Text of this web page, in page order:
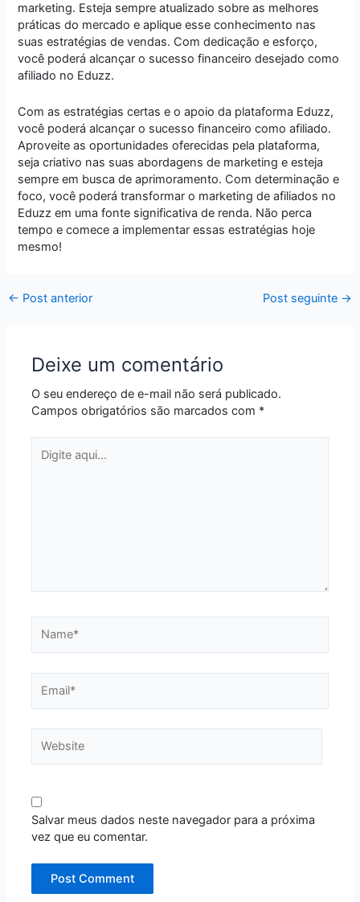
marketing. Esteja sempre atualizado sobre as melhores
práticas do mercado e aplique esse conhecimento nas
suas estratégias de vendas. Com dedicação e esforço,
você poderá alcançar o sucesso financeiro desejado como
afiliado no Eduzz.
Com as estratégias certas e o apoio da plataforma Eduzz,
você poderá alcançar o sucesso financeiro como afiliado.
Aproveite as oportunidades oferecidas pela plataforma,
seja criativo nas suas abordagens de marketing e esteja
sempre em busca de aprimoramento. Com determinação e
foco, você poderá transformar o marketing de afiliados no
Eduzz em uma fonte significativa de renda. Não perca
tempo e comece a implementar essas estratégias hoje
mesmo!
← Post anterior Post seguinte →
Deixe um comentário
O seu endereço de e-mail não será publicado.
Campos obrigatórios são marcados com *
aqui...
Salvar meus dados neste navegador para a próxima
vez que eu comentar.